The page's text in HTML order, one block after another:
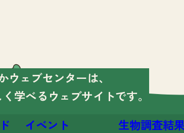
ェブセンターは、
学べる ウェブサイトです。
イベント 生物調査結